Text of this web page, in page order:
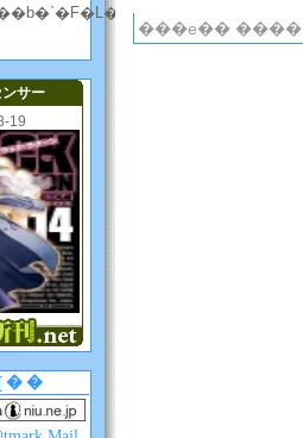
サー
19
���e��